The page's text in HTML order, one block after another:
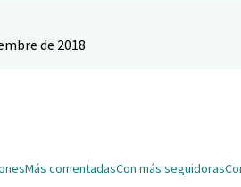
de 2018
Más comentadasCon más seguidoras